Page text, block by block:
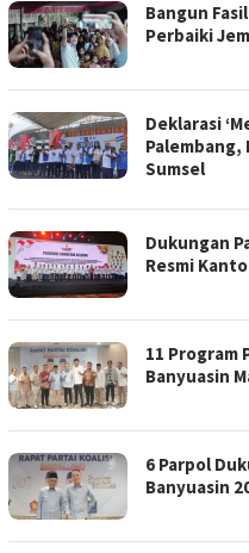
Bangun
Perbaiki
Deklarasi
Palembang,
Sumsel
Dukungan
Resmi
11 Program
Banyuasin
6 Parpol
Banyuasin